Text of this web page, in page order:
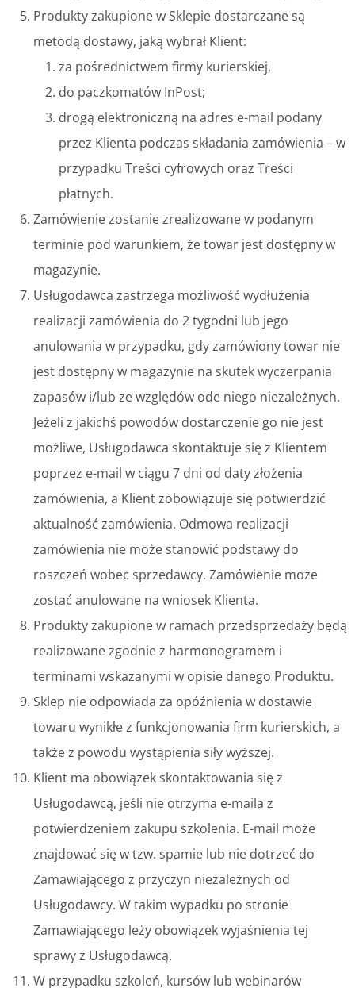
Produkty zakupione w Sklepie dostarczane są
metodą dostawy, jaką wybrał Klient:
za pośrednictwem firmy kurierskiej,
do paczkomatów InPost;
drogą elektroniczną na adres e-mail podany
przez Klienta podczas składania zamówienia – w
przypadku Treści cyfrowych oraz Treści
płatnych.
Zamówienie zostanie zrealizowane w podanym
terminie pod warunkiem, że towar jest dostępny w
magazynie.
Usługodawca zastrzega możliwość wydłużenia
realizacji zamówienia do 2 tygodni lub jego
anulowania w przypadku, gdy zamówiony towar nie
jest dostępny w magazynie na skutek wyczerpania
zapasów i/lub ze względów ode niego niezależnych.
Jeżeli z jakichś powodów dostarczenie go nie jest
możliwe, Usługodawca skontaktuje się z Klientem
poprzez e-mail w ciągu 7 dni od daty złożenia
zamówienia, a Klient zobowiązuje się potwierdzić
aktualność zamówienia. Odmowa realizacji
zamówienia nie może stanowić podstawy do
roszczeń wobec sprzedawcy. Zamówienie może
zostać anulowane na wniosek Klienta.
Produkty zakupione w ramach przedsprzedaży będą
realizowane zgodnie z harmonogramem i
terminami wskazanymi w opisie danego Produktu.
Sklep nie odpowiada za opóźnienia w dostawie
towaru wynikłe z funkcjonowania firm kurierskich, a
także z powodu wystąpienia siły wyższej.
Klient ma obowiązek skontaktowania się z
Usługodawcą, jeśli nie otrzyma e-maila z
potwierdzeniem zakupu szkolenia. E-mail może
znajdować się w tzw. spamie lub nie dotrzeć do
Zamawiającego z przyczyn niezależnych od
Usługodawcy. W takim wypadku po stronie
Zamawiającego leży obowiązek wyjaśnienia tej
sprawy z Usługodawcą.
W przypadku szkoleń, kursów lub webinarów